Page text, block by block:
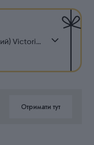
Значок-логотип (червоний) Victorinox Travel 4.1888
Отримати тут